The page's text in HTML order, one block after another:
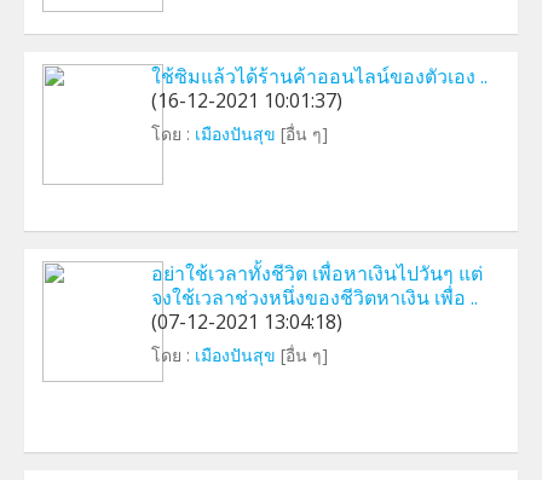
ใช้ซิมแล้วได้ร้านค้าออนไลน์ของตัวเอง ..
(16-12-2021 10:01:37)
โดย : เมืองปันสุข [อื่น ๆ]
อย่าใช้เวลาทั้งชีวิต เพื่อหาเงินไปวันๆ แต่
จงใช้เวลาช่วงหนึ่งของชีวิตหาเงิน เพื่อ ..
(07-12-2021 13:04:18)
โดย : เมืองปันสุข [อื่น ๆ]